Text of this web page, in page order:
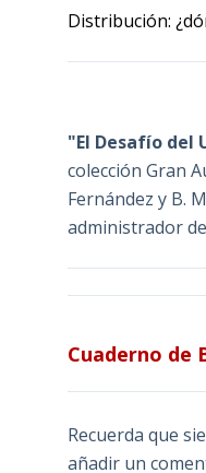
Distribución:
"El Desafío del
colección Gran
Fernández y B.
administrador
Cuaderno de
Recuerda que
añadir un